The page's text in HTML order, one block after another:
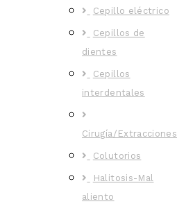
Cepillo eléctrico
Cepillos de
dientes
Cepillos
interdentales
Cirugía/Extracciones
Colutorios
Halitosis-Mal
aliento